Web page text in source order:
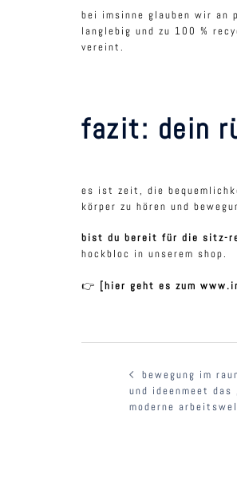
bei imsinne glauben wir
langlebig und zu 100 %
vereint.
fazit: dein
es ist zeit, die
körper zu hören und
bist du bereit für die sitz-
hockbloc in unserem shop.
👉 [hier geht es zum
bewegung im
und ideenmeet
moderne